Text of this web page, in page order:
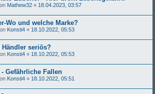
Mathew32 « 18.04.2023, 03:57
Wo und welche Marke?
Konsti4 « 18.10.2022, 05:53
seriös?
Konsti4 « 18.10.2022, 05:53
Gefährliche Fallen
Konsti4 « 18.10.2022, 05:51